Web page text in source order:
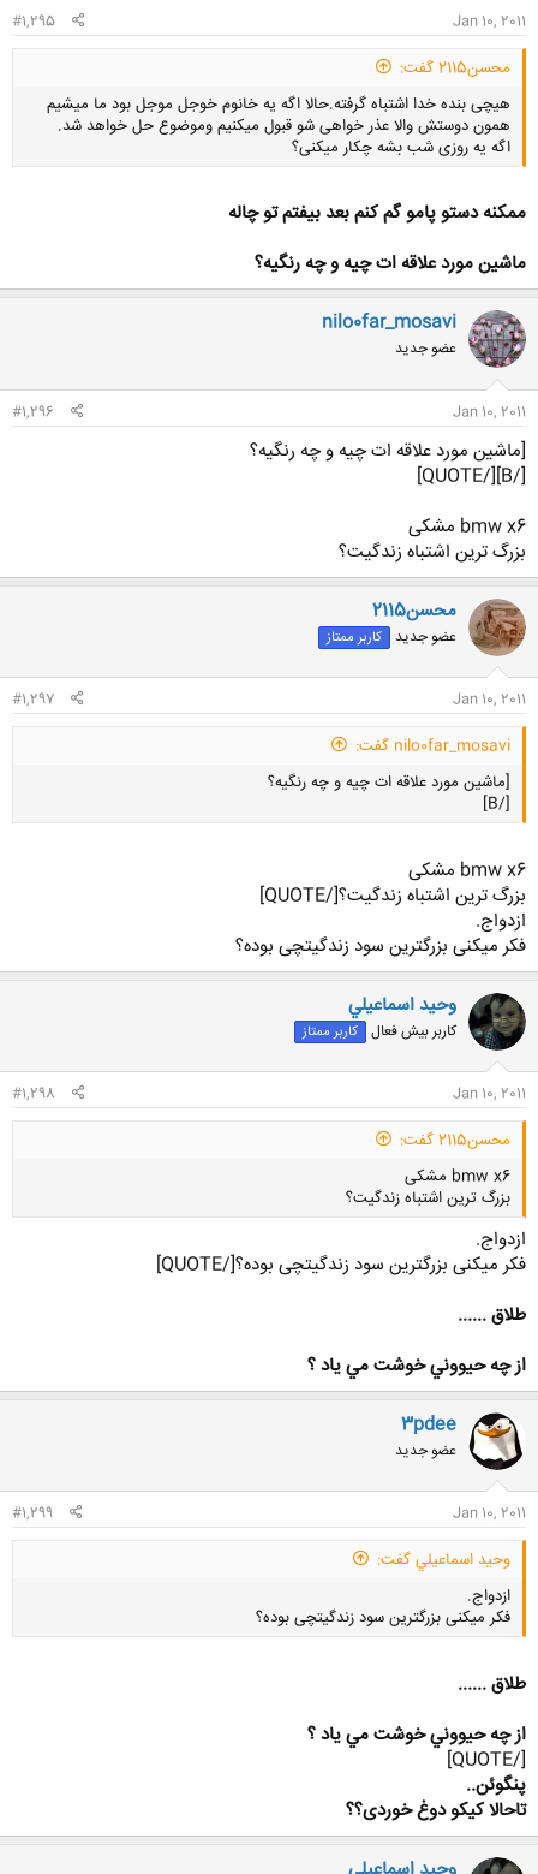
Jan 10, 2011
#1,295
محسن2115 گفت:
هیچی بنده خدا اشتباه گرفته.حالا اگه یه خانوم خوجل موجل بود ما میشیم
همون دوستش والا عذر خواهی شو قبول میکنیم وموضوع حل خواهد شد.
اگه یه روزی شب بشه چکار میکنی؟
کلیک کنید تا باز شود...
ممكنه دستو پامو گم كنم بعد بيفتم تو چاله
ماشين مورد علاقه ات چيه و چه رنگيه؟
nilo0far_mosavi
عضو جدید
Jan 10, 2011
#1,296
[ماشين مورد علاقه ات چيه و چه رنگيه؟
[/B][/QUOTE]
bmw x6 مشکی
بزرگ ترین اشتباه زندگیت؟
محسن2115
عضو جدید کاربر ممتاز
Jan 10, 2011
#1,297
nilo0far_mosavi گفت:
[ماشين مورد علاقه ات چيه و چه رنگيه؟
[/B]
کلیک کنید تا باز شود...
bmw x6 مشکی
بزرگ ترین اشتباه زندگیت؟[/QUOTE]
ازدواج.
فکر میکنی بزرگترین سود زندگیتچی بوده؟
وحيد اسماعيلي
کاربر بیش فعال کاربر ممتاز
Jan 10, 2011
#1,298
محسن2115 گفت:
bmw x6 مشکی
بزرگ ترین اشتباه زندگیت؟
ازدواج.
فکر میکنی بزرگترین سود زندگیتچی بوده؟[/QUOTE]
طلاق ......
از چه حيووني خوشت مي ياد ؟
3pdee
عضو جدید
Jan 10, 2011
#1,299
وحيد اسماعيلي گفت:
ازدواج.
فکر میکنی بزرگترین سود زندگیتچی بوده؟
طلاق ......
از چه حيووني خوشت مي ياد ؟
[/QUOTE]
پنگوئن..
تاحالا کیکو دوغ خوردی؟؟